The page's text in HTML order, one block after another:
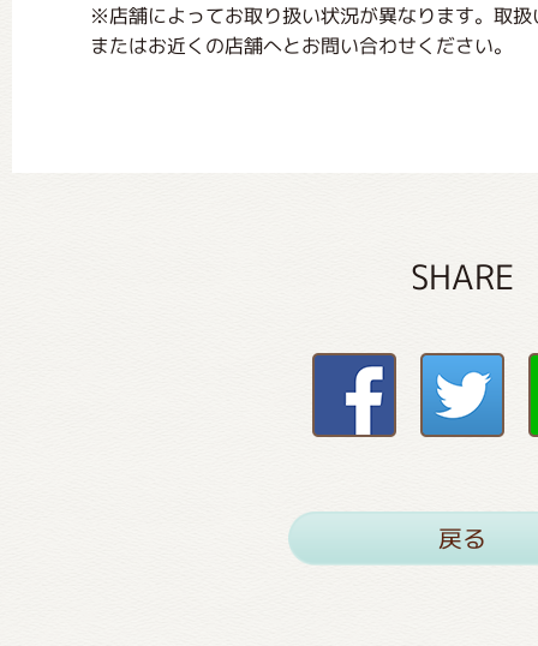
※店舗によってお取り扱い状況が異なります。取
またはお近くの店舗へとお問い合わせください。
SHARE
戻る